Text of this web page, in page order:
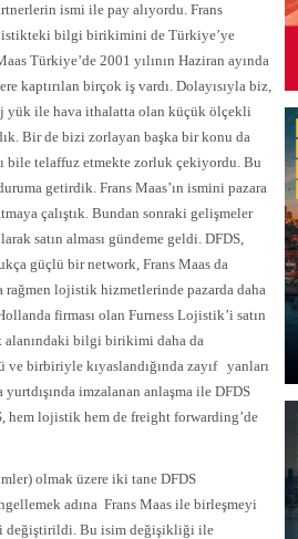
ismi ile pay alıyordu. Frans
bilgi birikimini de Türkiye’ye
Türkiye’de 2001 yılının Haziran ayında
kaptırılan birçok iş vardı. Dolayısıyla biz,
yük ile hava ithalatta olan küçük ölçekli
Bir de bizi zorlayan başka bir konu da
bile telaffuz etmekte zorluk çekiyordu. Bu
getirdik. Frans Maas’ın ismini pazara
çalıştık. Bundan sonraki gelişmeler
satın alması gündeme geldi. DFDS,
güçlü bir network, Frans Maas da
rağmen lojistik hizmetlerinde pazarda daha
firması olan Furness Lojistik’i satın
alanındaki bilgi birikimi daha da
birbiriyle kıyaslandığında zayıf yanları
imzalanan anlaşma ile DFDS
hem lojistik hem de freight forwarding’de
olmak üzere iki tane DFDS
adına Frans Maas ile birleşmeyi
değiştirildi. Bu isim değişikliği ile